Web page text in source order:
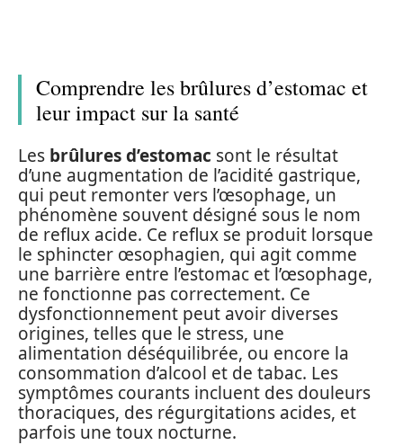
Comprendre les brûlures d’estomac et
leur impact sur la santé
Les brûlures d’estomac sont le résultat
d’une augmentation de l’acidité gastrique,
qui peut remonter vers l’œsophage, un
phénomène souvent désigné sous le nom
de reflux acide. Ce reflux se produit lorsque
le sphincter œsophagien, qui agit comme
une barrière entre l’estomac et l’œsophage,
ne fonctionne pas correctement. Ce
dysfonctionnement peut avoir diverses
origines, telles que le stress, une
alimentation déséquilibrée, ou encore la
consommation d’alcool et de tabac. Les
symptômes courants incluent des douleurs
thoraciques, des régurgitations acides, et
parfois une toux nocturne.